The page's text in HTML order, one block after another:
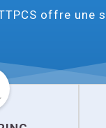
offre une